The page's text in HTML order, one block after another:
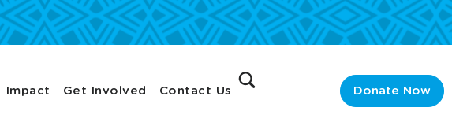
Impact Get Involved Contact Us Donate Now